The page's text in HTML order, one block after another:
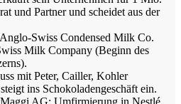
und Partner und scheidet aus der
Swiss Condensed Milk Co.
Milk Company (Beginn des
mit Peter, Cailler, Kohler
ins Schokoladengeschäft ein.